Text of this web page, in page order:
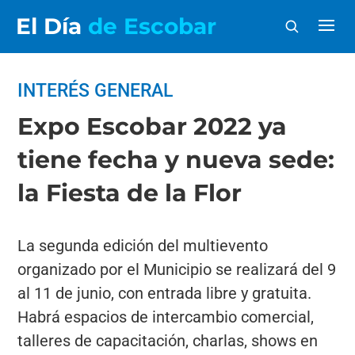
El Día de Escobar
INTERÉS GENERAL
Expo Escobar 2022 ya
tiene fecha y nueva sede:
la Fiesta de la Flor
La segunda edición del multievento
organizado por el Municipio se realizará del 9
al 11 de junio, con entrada libre y gratuita.
Habrá espacios de intercambio comercial,
talleres de capacitación, charlas, shows en